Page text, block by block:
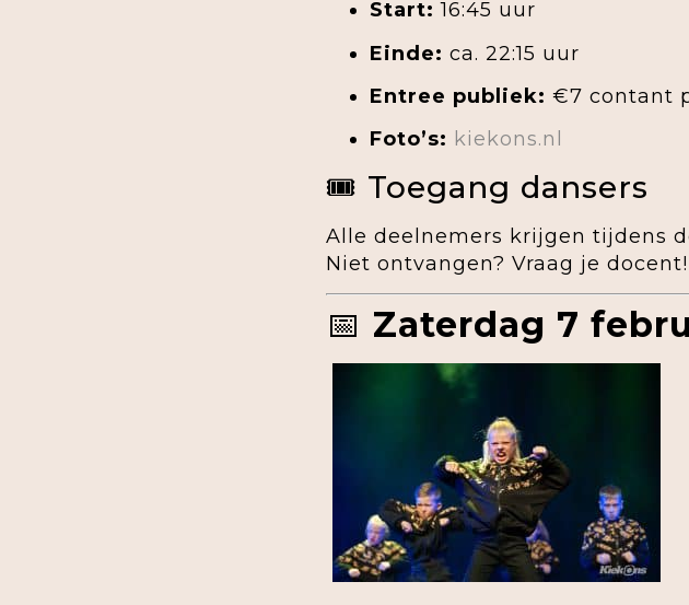
Start: 16:45 uur
Einde: ca. 22:15 uur
Entree publiek: €7 contant
Foto’s: kiekons.nl
🎟 Toegang dansers
Alle deelnemers krijgen tijdens
Niet ontvangen? Vraag je docent!
📅 Zaterdag 7